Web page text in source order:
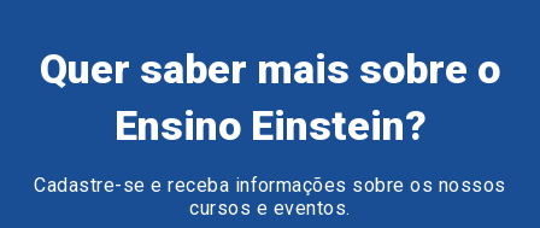
Quer saber mais sobre o
Ensino Einstein?
Cadastre-se e receba informações sobre os nossos
cursos e eventos.